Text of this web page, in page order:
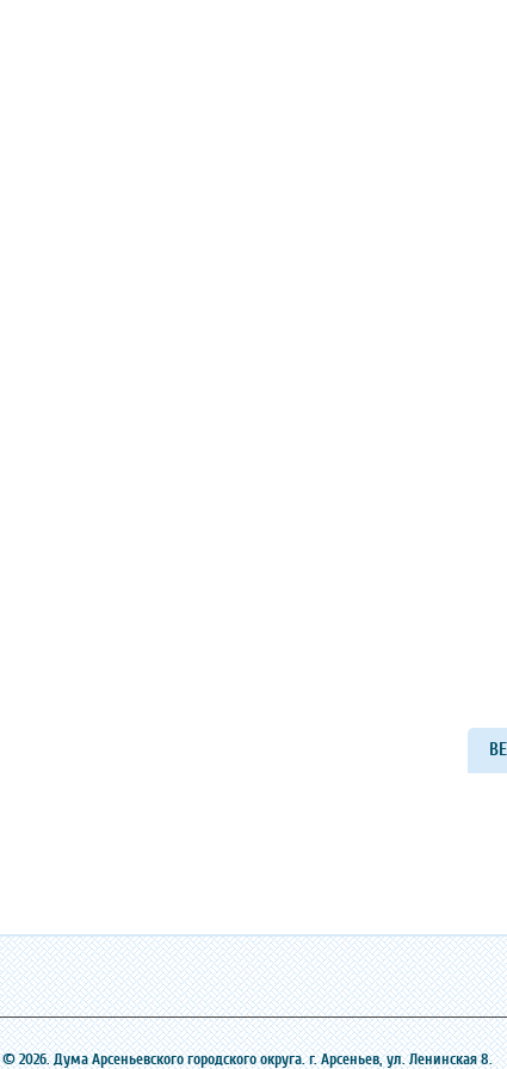
© 2026. Дума Арсеньевского городского округа. г. Арсеньев, ‎ул. Ленинская 8.